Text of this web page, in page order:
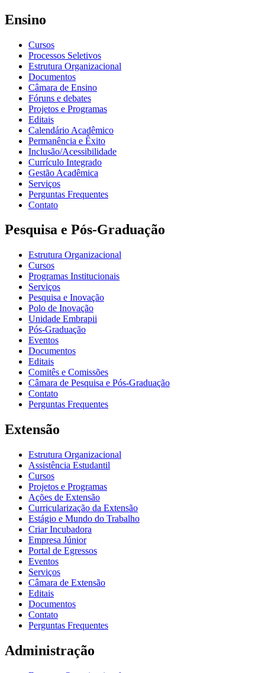
Ensino
Cursos
Processos Seletivos
Estrutura Organizacional
Documentos
Câmara de Ensino
Fóruns e debates
Projetos e Programas
Editais
Calendário Acadêmico
Permanência e Êxito
Inclusão/Acessibilidade
Currículo Integrado
Gestão Acadêmica
Serviços
Perguntas Frequentes
Contato
Pesquisa e Pós-Graduação
Estrutura Organizacional
Cursos
Programas Institucionais
Serviços
Pesquisa e Inovação
Polo de Inovação
Unidade Embrapii
Pós-Graduação
Eventos
Documentos
Editais
Comitês e Comissões
Câmara de Pesquisa e Pós-Graduação
Contato
Perguntas Frequentes
Extensão
Estrutura Organizacional
Assistência Estudantil
Cursos
Projetos e Programas
Ações de Extensão
Curricularização da Extensão
Estágio e Mundo do Trabalho
Criar Incubadora
Empresa Júnior
Portal de Egressos
Eventos
Serviços
Câmara de Extensão
Editais
Documentos
Contato
Perguntas Frequentes
Administração